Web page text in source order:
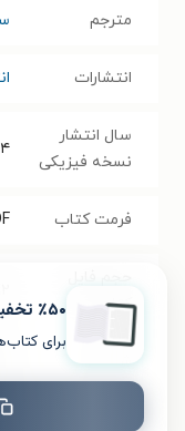
مترجم
انتشارات
سال انتشار
نسخه فیزیکی
فرمت کتاب
کتاب
شابک
٪۵۰ تخفیف ویژۀ اولین خرید
برای